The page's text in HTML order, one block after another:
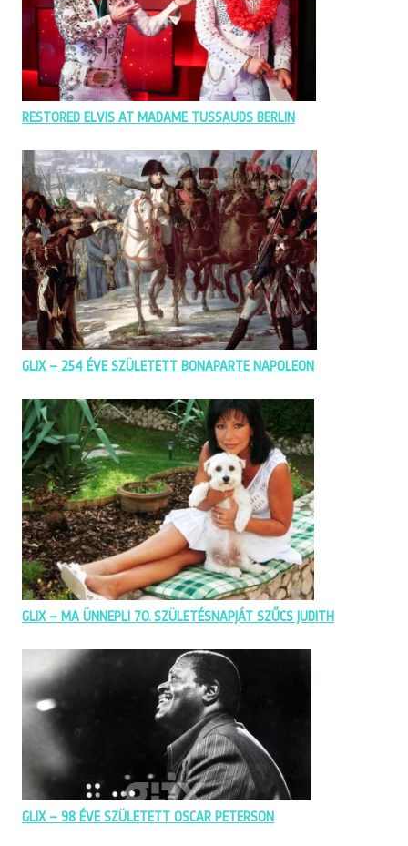
RESTORED ELVIS AT MADAME TUSSAUDS BERLIN
GLIX – 254 ÉVE SZÜLETETT BONAPARTE NAPOLEON
GLIX – MA ÜNNEPLI 70. SZÜLETÉSNAPJÁT SZŰCS JUDITH
GLIX – 98 ÉVE SZÜLETETT OSCAR PETERSON